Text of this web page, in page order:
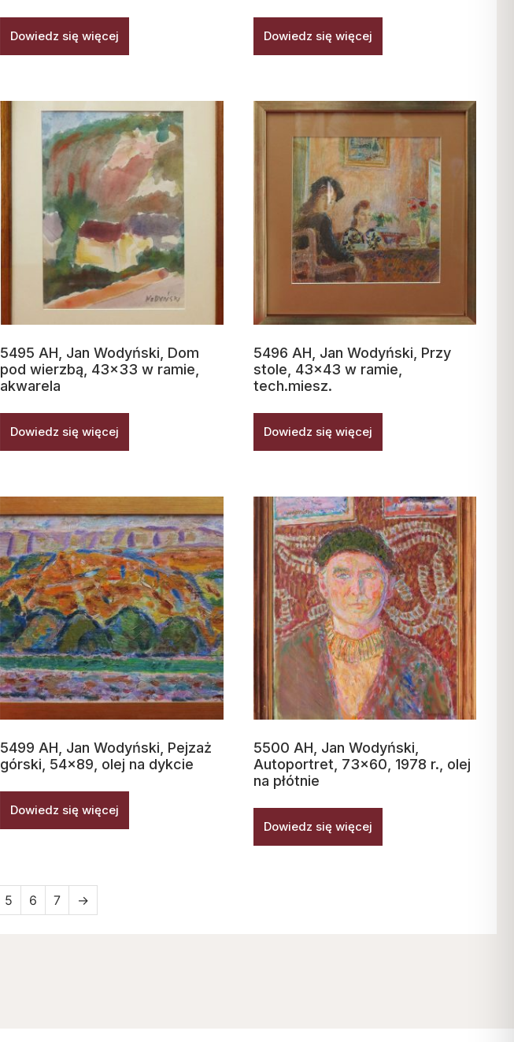
Dowiedz się więcej Dowiedz się więcej
5495 AH, Jan Wodyński, Dom
pod wierzbą, 43×33 w ramie,
akwarela
Dowiedz się więcej
5496 AH, Jan Wodyński, Przy
stole, 43×43 w ramie,
tech.miesz.
Dowiedz się więcej
5499 AH, Jan Wodyński, Pejzaż
górski, 54×89, olej na dykcie
Dowiedz się więcej
5500 AH, Jan Wodyński,
Autoportret, 73×60, 1978 r., olej
na płótnie
Dowiedz się więcej
5 6 7 →